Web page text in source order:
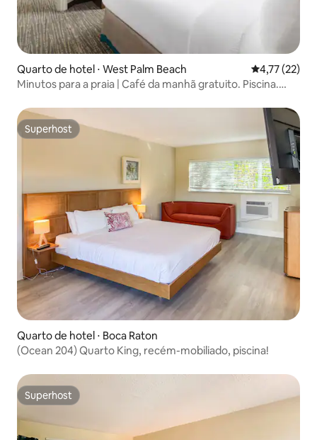
Quarto de hotel ⋅ West Palm Beach 4,77 de uma
4,77 (22)
Minutos para a praia | Café da manhã gratuito. Piscina.
Superhost
Superhost
Quarto de hotel ⋅ Boca Raton
(Ocean 204) Quarto King, recém-mobiliado, piscina!
Superhost
Superhost